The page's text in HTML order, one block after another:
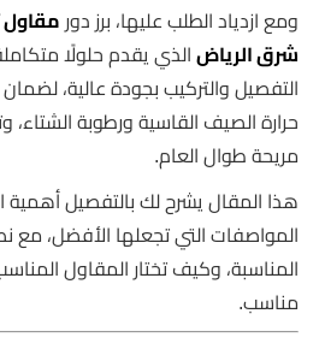
ومع ازدياد الطلب عليها، برز دور مقاول
شرق الرياضالذي يقدم حلولًا
التفصيل والتركيب بجودة عالية،
حرارة الصيف القاسية ورطوبة
مريحة طوال العام.
هذا المقال يشرح لك بالتفصيل أهمية
المواصفات التي تجعلها الأفضل، مع
المناسبة، وكيف تختار المقاول
مناسب.